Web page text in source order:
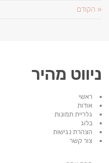
« הקודם
ניווט מהיר
ראשי
אודות
גלריית תמונות
בלוג
הצהרת נגישות
צור קשר